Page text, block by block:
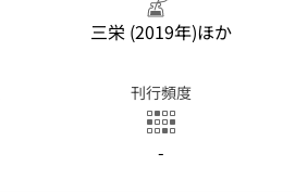
三栄 (2019年)ほか
刊行頻度
-